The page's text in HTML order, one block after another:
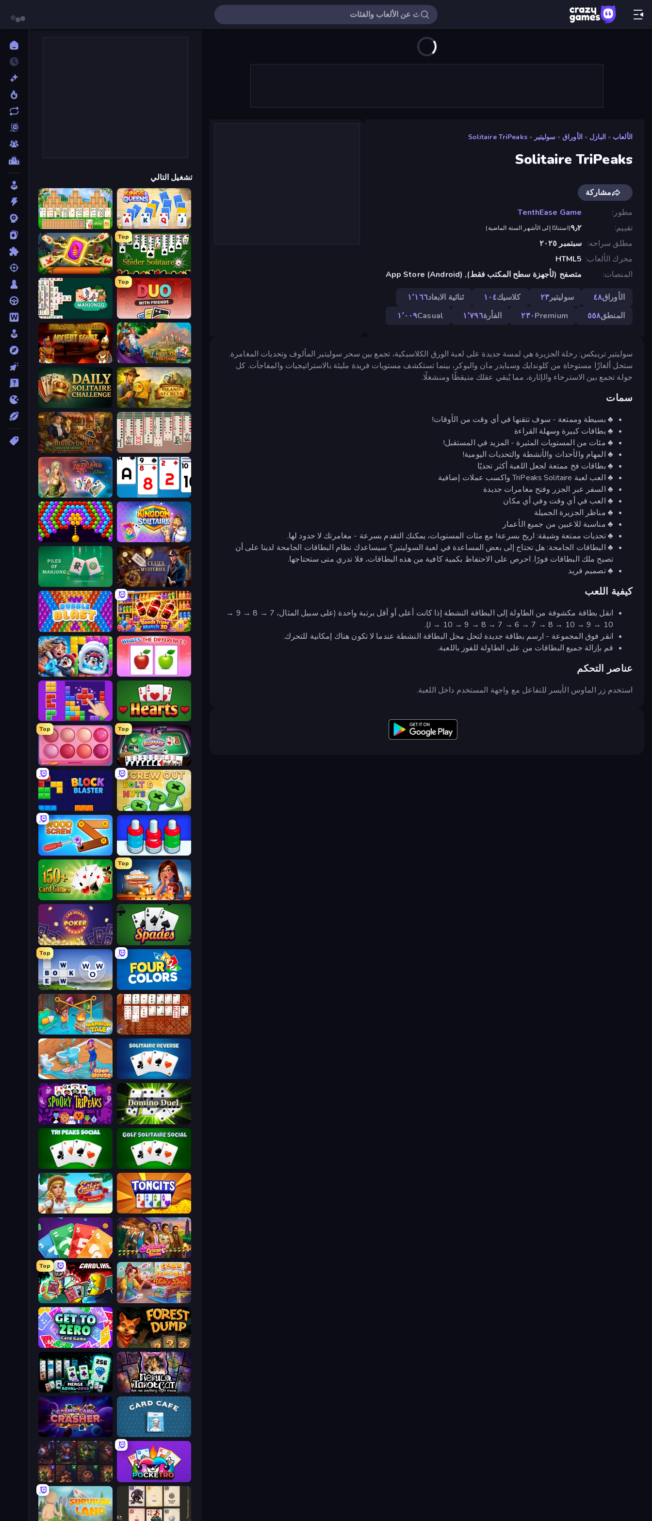
الألعاب » البازل » الأوراق » سوليتير »
Solitaire TriPeaks
Solitaire TriPeaks
مشاركة
مطور
TenthEase Game
تقييم
٩٫٢(استنادًا إلى الأشهر الستة الماضية)
مطلق سراحه
سبتمبر ٢٠٢٥
محرك الألعاب HTML5
المنصات
متصفح (لأجهزة سطح المكتب فقط), App Store (Android)
الأوراق٤٨ سوليتير٢٣ كلاسيك١٠٤ ثنائية الابعاد١٬١٦٦
المنطق٥٥٨ Premium٢٣٠ الفأرة١٬٧٩٦ Casual١٬٠٠٩
سوليتير تريبكس: رحلة الجزيرة هي لمسة جديدة على لعبة الورق الكلاسيكية، تجمع بين سحر سوليتير المألوف وتحديات المغامرة.
ستحل ألغازًا مستوحاة من كلوندايك وسبايدر مان والبوكر، بينما تستكشف مستويات فريدة مليئة بالاستراتيجيات والمفاجآت. كل
جولة تجمع بين الاسترخاء والإثارة، مما يُبقي عقلك متيقظًا ومنشغلًا.
سمات
♣ بسيطة وممتعة - سوف تتقنها في أي وقت من الأوقات!
♣ بطاقات كبيرة وسهلة القراءة
♣ مئات من المستويات المثيرة - المزيد في المستقبل!
♣ المهام والأحداث والأنشطة والتحديات اليومية!
♣ بطاقات فخ ممتعة لجعل اللعبة أكثر تحديًا
♣ العب لعبة TriPeaks Solitaire واكسب عملات إضافية
♣ السفر عبر الجزر وفتح مغامرات جديدة
♣ العب في أي وقت وفي أي مكان
♣ مناظر الجزيرة الجميلة
♣ مناسبة للاعبين من جميع الأعمار
♣ تحديات ممتعة وشيقة: اربح بسرعة! مع مئات المستويات، يمكنك التقدم بسرعة - مغامرتك لا حدود لها.
♣ البطاقات الجامحة: هل تحتاج إلى بعض المساعدة في لعبة السوليتير؟ سيساعدك نظام البطاقات الجامحة لدينا على أن
تصبح ملك البطاقات فورًا. احرص على الاحتفاظ بكمية كافية من هذه البطاقات، فلا تدري متى ستحتاجها.
♣ تصميم فريد
كيفية اللعب
انقل بطاقة مكشوفة من الطاولة إلى البطاقة النشطة إذا كانت أعلى أو أقل برتبة واحدة (على سبيل المثال، 7 → 8 → 9 →
10 → 9 → 10 → J → 10 → 9 → 8 → 7 → 6 → 7 → 8).
انقر فوق المجموعة - ارسم بطاقة جديدة لتحل محل البطاقة النشطة عندما لا تكون هناك إمكانية للتحرك.
قم بإزالة جميع البطاقات من على الطاولة للفوز باللعبة.
عناصر التحكم
استخدم زر الماوس الأيسر للتفاعل مع واجهة المستخدم داخل اللعبة.
تشغيل التالي
Kings and Queens Solitaire TriPeaks
Magic Towers Solitaire
Top
Spider Solitaire
Solitaire: The Great Journey
Top
DUO With Friends
Mahjongg Solitaire
Emerland Solitaire Card Game
Pyramid Solitaire Ancient Egypt
Hidden Objects: Island Secrets
Daily Solitaire Challenge
Spider Solitaire 2 Suits
Hidden Object: Street Of Secrets
Social Solitaire
Emerland Solitaire Endless Journey
Kingdom Solitaire
Bubble Story
Hidden Object: Clues and Mysteries
Piles of Mahjong
Goods Triple Match 3D
Bubble Blast
What's The Difference?
Captain Blast
Hearts: Classic
BlockBuster Puzzle
Top
Gin Rummy Mania
Top
Piece of Cake: Merge and Bake
Screw Out: Bolts and Nuts
Block Blaster
Nuts Puzzle: Sort By Color
Wood Screw: Bolts Puzzle
Top
Solitaire Home Story
Classic Card Games Collection
Spades
Las Vegas Poker
Four Colors
Top
Words of Wonders
Algerian Solitaire
Mansion Tale: Merge Secrets
Solitaire Reverse
Open House
Domino Duel
Spooky Tripeaks
Golf Solitaire
Tri Peaks Social
Tongits
Emily's Hotel Solitaire
Solitaire Crime Stories
Foono Online Multiplayer
Card Scramble: Viola's Diner
Top
Cardlike
Forest Dump
Get to Zero
Nébula Tarot Cat
Merge Royal
Card Cafe
Cosmic Card Crasher
Pocketro
Cards Keeper